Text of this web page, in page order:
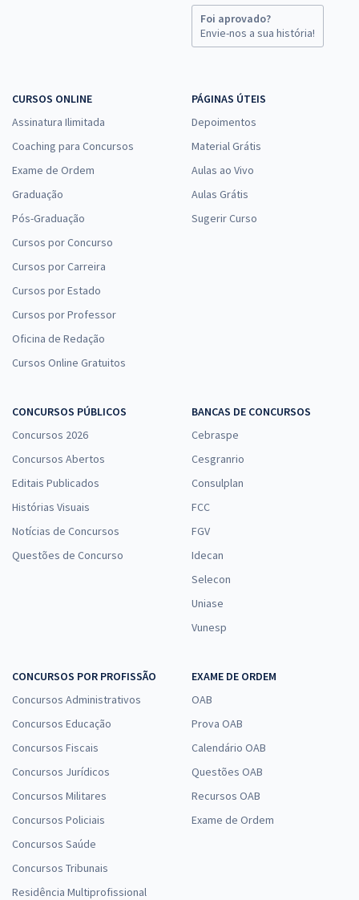
Foi aprovado?
Envie-nos a sua história!
CURSOS ONLINE
Assinatura Ilimitada
Coaching para Concursos
Exame de Ordem
Graduação
Pós-Graduação
Cursos por Concurso
Cursos por Carreira
Cursos por Estado
Cursos por Professor
Oficina de Redação
Cursos Online Gratuitos
PÁGINAS ÚTEIS
Depoimentos
Material Grátis
Aulas ao Vivo
Aulas Grátis
Sugerir Curso
CONCURSOS PÚBLICOS
Concursos 2026
Concursos Abertos
Editais Publicados
Histórias Visuais
Notícias de Concursos
Questões de Concurso
BANCAS DE CONCURSOS
Cebraspe
Cesgranrio
Consulplan
FCC
FGV
Idecan
Selecon
Uniase
Vunesp
CONCURSOS POR PROFISSÃO
Concursos Administrativos
Concursos Educação
Concursos Fiscais
Concursos Jurídicos
Concursos Militares
Concursos Policiais
Concursos Saúde
Concursos Tribunais
Residência Multiprofissional
EXAME DE ORDEM
OAB
Prova OAB
Calendário OAB
Questões OAB
Recursos OAB
Exame de Ordem